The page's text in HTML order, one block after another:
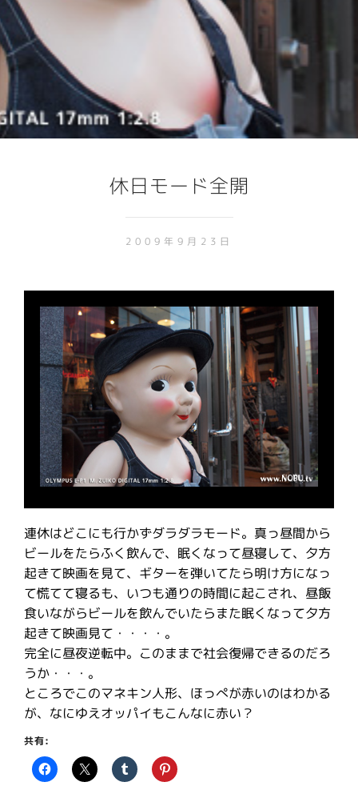
休日モード全開
2009年9月23日
連休はどこにも行かずダラダラモード。真っ昼間から
ビールをたらふく飲んで、眠くなって昼寝して、夕方
起きて映画を見て、ギターを弾いてたら明け方になっ
て慌てて寝るも、いつも通りの時間に起こされ、昼飯
食いながらビールを飲んでいたらまた眠くなって夕方
起きて映画見て・・・・。
完全に昼夜逆転中。このままで社会復帰できるのだろ
うか・・・。
ところでこのマネキン人形、ほっぺが赤いのはわかる
が、なにゆえオッパイもこんなに赤い？
共有: